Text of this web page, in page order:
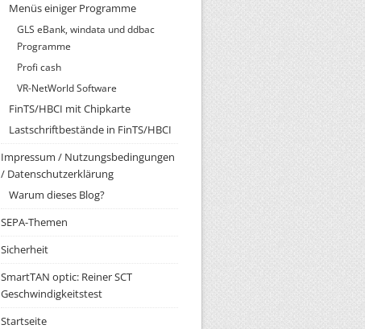
Menüs einiger Programme
GLS eBank, windata und ddbac
Programme
Profi cash
VR-NetWorld Software
FinTS/HBCI mit Chipkarte
Lastschriftbestände in FinTS/HBCI
Impressum / Nutzungsbedingungen
/ Datenschutzerklärung
Warum dieses Blog?
SEPA-Themen
Sicherheit
SmartTAN optic: Reiner SCT
Geschwindigkeitstest
Startseite